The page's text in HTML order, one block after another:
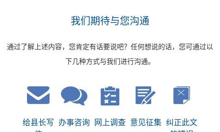
我们期待与您沟通
通过了解上述内容，您肯定有话要说吧？任何想说的话，您可通过以
下几种方式与我们进行沟通。
给县长写
办事咨询 网上调查 意见征集 纠正此文